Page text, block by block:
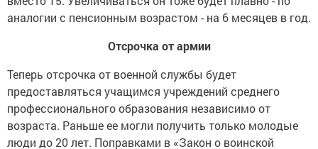
аналогии с пенсионным возрастом - на 6 месяцев в год.
Отсрочка от армии
Теперь отсрочка от военной службы будет
предоставляться учащимся учреждений среднего
профессионального образования независимо от
возраста. Раньше ее могли получить только молодые
люди до 20 лет. Поправками в «Закон о воинской